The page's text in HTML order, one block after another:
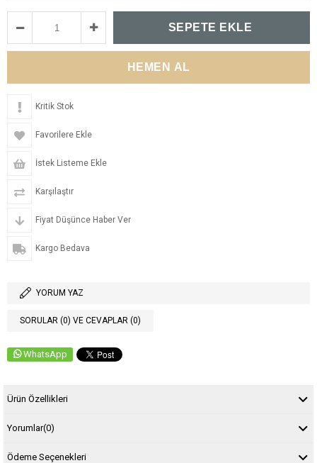
Kritik Stok
Favorilere Ekle
İstek Listeme Ekle
Karşılaştır
Fiyat Düşünce Haber Ver
Kargo Bedava
YORUM YAZ
SORULAR (0) VE CEVAPLAR (0)
WhatsApp
Ürün Özellikleri
Yorumlar(0)
Ödeme Seçenekleri